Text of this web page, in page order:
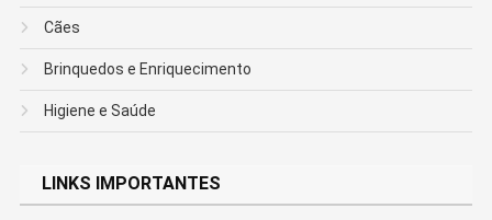
Cães
Brinquedos e Enriquecimento
Higiene e Saúde
LINKS IMPORTANTES